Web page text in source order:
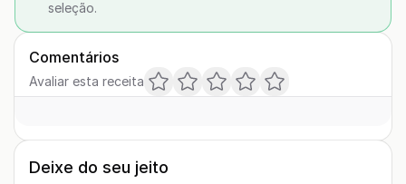
seleção.
Comentários
Avaliar esta receita
Deixe do seu jeito